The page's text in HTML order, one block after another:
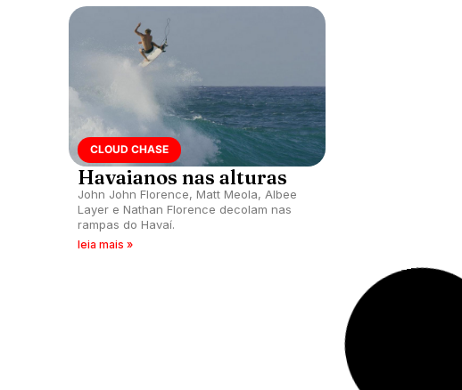
CLOUD CHASE
Havaianos nas alturas
John John Florence, Matt Meola, Albee
Layer e Nathan Florence decolam nas
rampas do Havaí.
leia mais »